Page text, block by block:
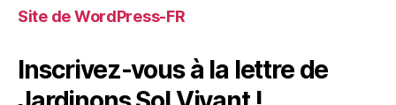
Site de WordPress-FR
Inscrivez-vous à la lettre de